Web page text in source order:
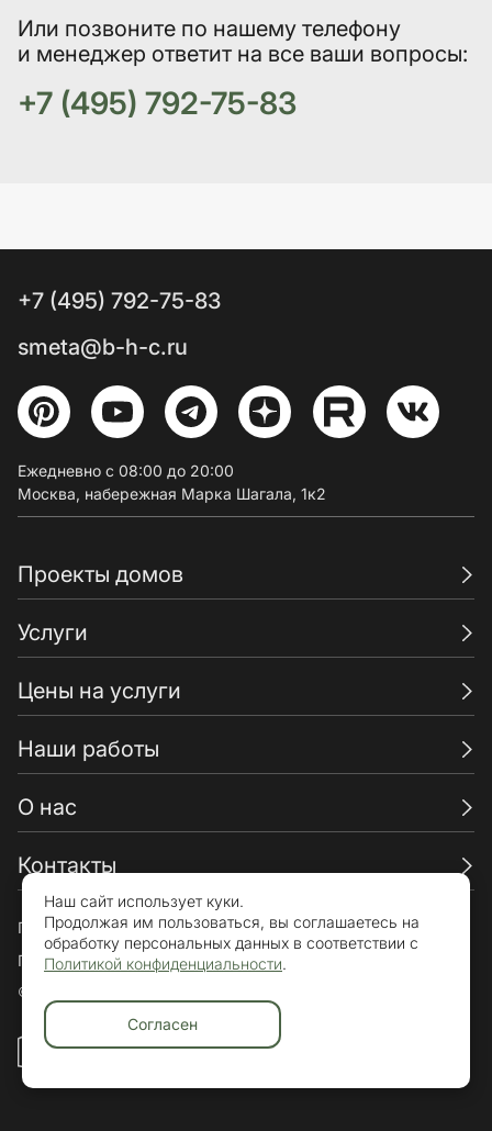
Или позвоните по нашему телефону
и менеджер ответит на все ваши вопросы:
+7 (495) 792-75-83
Пользовательское соглашение
Политика конфиденциальности
© «Брикхаус» 2015-2026. Все права защищены.
Проекты домов
Услуги
Цены на услуги
Наши работы
О нас
Контакты
+7 (495) 792-75-83
smeta@b-h-c.ru
Ежедневно с 08:00 до 20:00
Москва, набережная Марка Шагала, 1к2
Наш сайт использует куки.
Продолжая им пользоваться, вы соглашаетесь на
обработку персональных данных в соответствии с
Политикой конфиденциальности.
Согласен